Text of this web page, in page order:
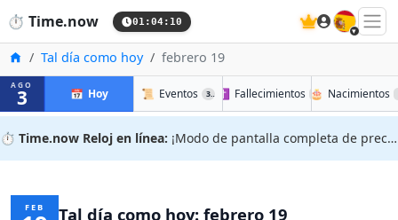
⏱️ Time.now 01:04:10 🇪🇸
InicioTal día como hoy febrero 19
AGO
3 📅 Hoy 📜 Eventos 38 ✝️ Fallecimientos 80
🎂 Nacimientos
⏱️ Time.now Reloj en línea: ¡Modo de pantalla completa de precisión!
FEB Tal día como hoy: febrero 19